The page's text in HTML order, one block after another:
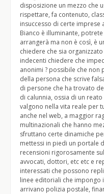
disposizione un mezzo che
rispettare, fa contenuto,
insuccesso di certe imprese
Bianco è illuminante,
arrangerà ma non è così, è
chiedere che sia
indecenti chiedere che
anonimi ? possibile che non
della persona che scrive
di persone che ha trovato
di calunnia, ossia di un reato
valgono nella vita reale per
anche nel web, a maggior
multinazionali che hanno
sfruttano certe dinamiche
mettessi in piedi un portale
recensioni rigorosamente
avvocati, dottori, etc etc e
interessati che possono
linee editoriali che
arrivano polizia postale,